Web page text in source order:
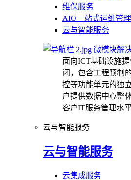
维保服务
AIO一站式运维管
云与智能服务
微模块解
面向ICT基础设施
闭，包含工程预制
控等功能单元的独
户提供数据中心整
客户IT服务管理水平
云与智能服务
云与智能服务
云集成服务